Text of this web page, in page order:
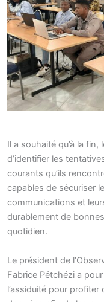
Il a souhaité qu’à la
d’identifier les
courants qu’ils
capables de sécuriser
communications et
durablement de
quotidien.
Le président de
Fabrice Pétchézi a
l’assiduité pour